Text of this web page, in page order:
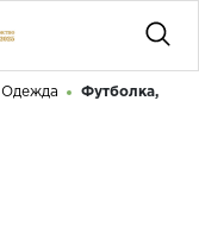
Одежда
Футболка,